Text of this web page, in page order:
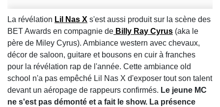
La révélation Lil Nas X s'est aussi produit sur la scène des
BET Awards en compagnie de Billy Ray Cyrus (aka le
père de Miley Cyrus). Ambiance western avec chevaux,
décor de saloon, guitare et bousons en cuir à franches
pour la révélation rap de l'année. Cette ambiance old
school n'a pas empêché Lil Nas X d'exposer tout son talent
devant un aéropage de rappeurs confirmés. Le jeune MC
ne s'est pas démonté et a fait le show. La présence